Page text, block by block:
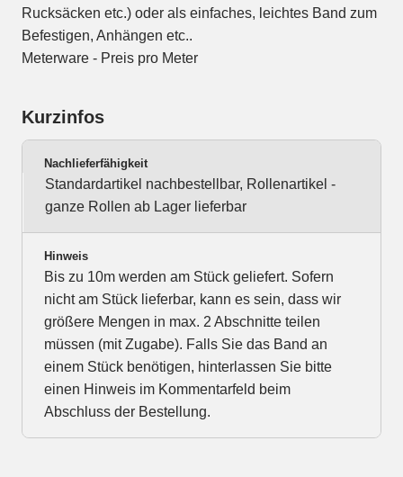
Rucksäcken etc.) oder als einfaches, leichtes Band zum
Befestigen, Anhängen etc..
Meterware - Preis pro Meter
Kurzinfos
Nachlieferfähigkeit
Standardartikel nachbestellbar, Rollenartikel -
ganze Rollen ab Lager lieferbar
Hinweis
Bis zu 10m werden am Stück geliefert. Sofern
nicht am Stück lieferbar, kann es sein, dass wir
größere Mengen in max. 2 Abschnitte teilen
müssen (mit Zugabe). Falls Sie das Band an
einem Stück benötigen, hinterlassen Sie bitte
einen Hinweis im Kommentarfeld beim
Abschluss der Bestellung.